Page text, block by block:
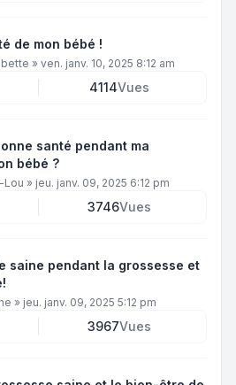
de mon bébé !
» ven. janv. 10, 2025 8:12 am
4114Vues
santé pendant ma
bébé ?
Lou » jeu. janv. 09, 2025 6:12 pm
3746Vues
saine pendant la grossesse et
» jeu. janv. 09, 2025 5:12 pm
3967Vues